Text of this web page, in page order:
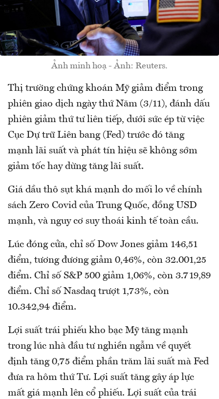
Ảnh minh hoạ - Ảnh: Reuters.
Thị trường chứng khoán Mỹ giảm điểm trong
phiên giao dịch ngày thứ Năm (3/11), đánh dấu
phiên giảm thứ tư liên tiếp, dưới sức ép từ việc
Cục Dự trữ Liên bang (Fed) trước đó tăng
mạnh lãi suất và phát tín hiệu sẽ không sớm
giảm tốc hay dừng tăng lãi suất.
Giá dầu thô sụt khá mạnh do mối lo về chính
sách Zero Covid của Trung Quốc, đồng USD
mạnh, và nguy cơ suy thoái kinh tế toàn cầu.
Lúc đóng cửa, chỉ số Dow Jones giảm 146,51
điểm, tương đương giảm 0,46%, còn 32.001,25
điểm. Chỉ số S&P 500 giảm 1,06%, còn 3.719,89
điểm. Chỉ số Nasdaq trượt 1,73%, còn
10.342,94 điểm.
Lợi suất trái phiếu kho bạc Mỹ tăng mạnh
trong lúc nhà đầu tư nghiền ngẫm về quyết
định tăng 0,75 điểm phần trăm lãi suất mà Fed
đưa ra hôm thứ Tư. Lợi suất tăng gây áp lực
mất giá mạnh lên cổ phiếu. Lợi suất của trái